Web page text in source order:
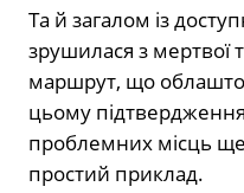
Та й загалом із
зрушилася з мертвої
маршрут, що
цьому
проблемних місць
простий приклад.